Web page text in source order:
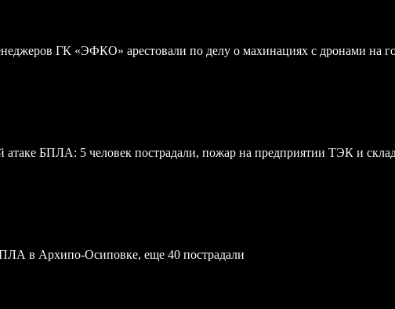
ГК «ЭФКО» арестовали по делу о махинациях с дронами на
атаке БПЛА: 5 человек пострадали, пожар на предприятии ТЭК и
в Архипо-Осиповке, еще 40 пострадали